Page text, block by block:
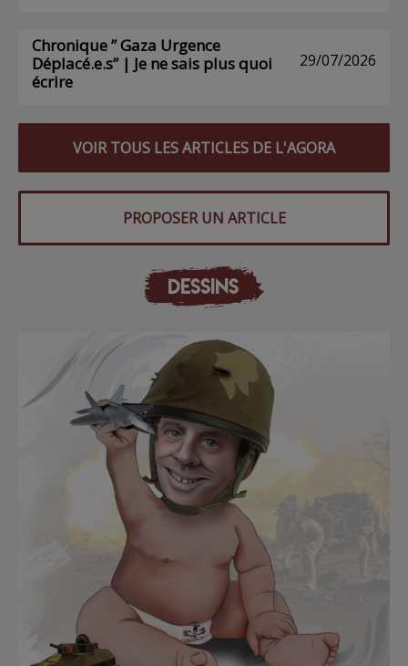
29/07/2026
Chronique ” Gaza Urgence
Déplacé.e.s” | Je ne sais plus quoi
écrire
VOIR TOUS LES ARTICLES DE L'AGORA
PROPOSER UN ARTICLE
DESSINS